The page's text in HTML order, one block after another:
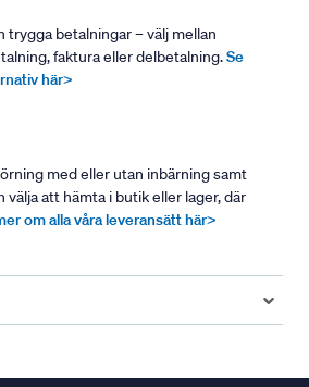
trygga betalningar – välj mellan
faktura eller delbetalning.Se
här>
med eller utan inbärning samt
välja att hämta i butik eller lager, där
om alla våra leveransätt här>